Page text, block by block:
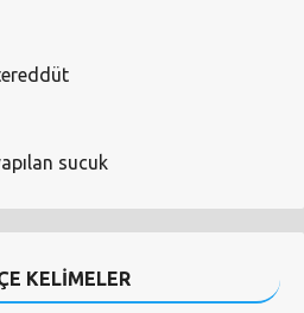
sucuk
KELİMELER